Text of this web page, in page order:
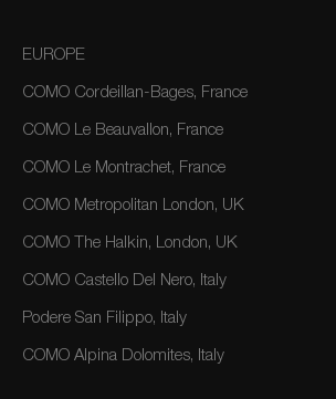
EUROPE
COMO Cordeillan-Bages, France
COMO Le Beauvallon, France
COMO Le Montrachet, France
COMO Metropolitan London, UK
COMO The Halkin, London, UK
COMO Castello Del Nero, Italy
Podere San Filippo, Italy
COMO Alpina Dolomites, Italy